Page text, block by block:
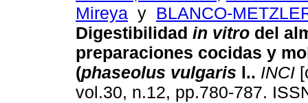
Mireya y BLANCO-
Digestibilidad in vitro del
preparaciones cocidas y
(phaseolus vulgaris l.. INCI
vol.30, n.12, pp.780-787.